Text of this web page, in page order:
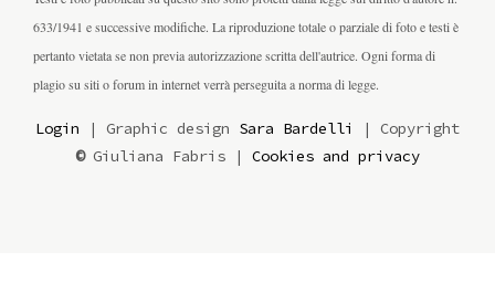
633/1941 e successive modifiche. La riproduzione totale o parziale di foto e testi è
pertanto vietata se non previa autorizzazione scritta dell'autrice. Ogni forma di
plagio su siti o forum in internet verrà perseguita a norma di legge.
Login | Graphic design Sara Bardelli
| Copyright
© Giuliana Fabris | Cookies and privacy